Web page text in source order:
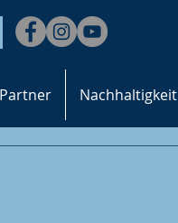
Partner Nachhaltigkeit